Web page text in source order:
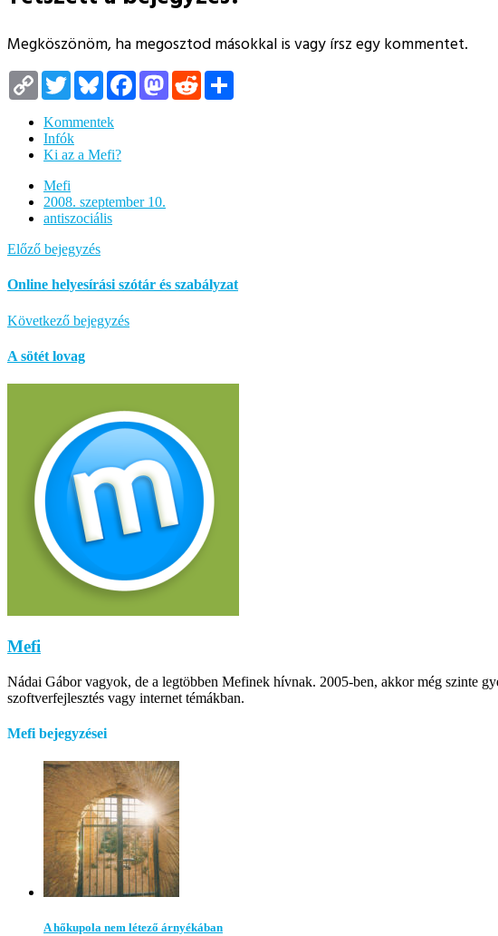
Megköszönöm, ha megosztod másokkal is vagy írsz egy kommentet.
Copy
Link
TwitterBlueskyFacebookMastodon
Reddit
Kommentek
Infók
Ki az a Mefi?
Mefi
2008. szeptember 10.
antiszociális
Előző bejegyzés
Online helyesírási szótár és szabályzat
Következő bejegyzés
A sötét lovag
Mefi
Nádai Gábor vagyok, de a legtöbben Mefinek hívnak. 2005-ben, akkor még szinte
szoftverfejlesztés vagy internet témákban.
Mefi bejegyzései
A hőkupola nem létező árnyékában